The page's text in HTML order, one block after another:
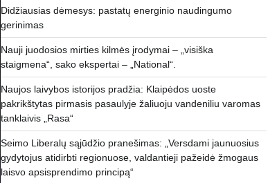
Didžiausias dėmesys: pastatų energinio naudingumo
gerinimas
Nauji juodosios mirties kilmės įrodymai – „visiška
staigmena“, sako ekspertai – „National“.
Naujos laivybos istorijos pradžia: Klaipėdos uoste
pakrikštytas pirmasis pasaulyje žaliuoju vandeniliu varomas
tanklaivis „Rasa“
Seimo Liberalų sąjūdžio pranešimas: „Versdami jaunuosius
gydytojus atidirbti regionuose, valdantieji pažeidė žmogaus
laisvo apsisprendimo principą“